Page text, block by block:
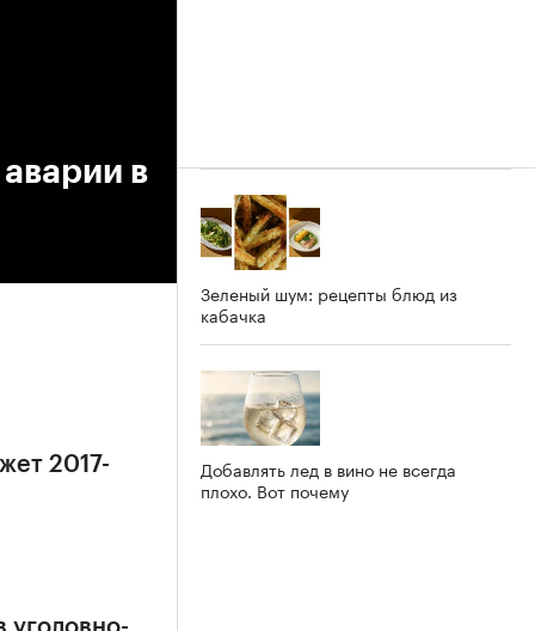
в
2017-
Зеленый шум: рецепты блюд из
кабачка
Добавлять лед в вино не всегда
плохо. Вот почему